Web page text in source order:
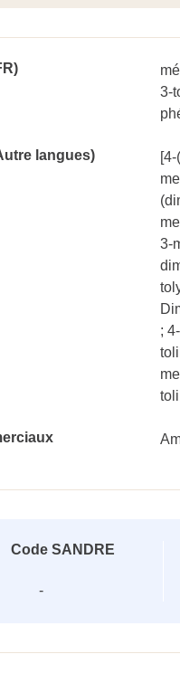
3-
langues)
3-
;
Code SANDRE
-